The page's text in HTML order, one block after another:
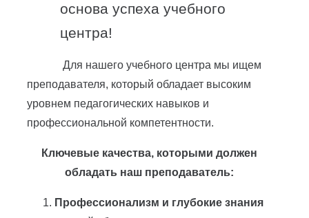
основа успеха учебного
центра!
Для нашего учебного центра мы ищем
преподавателя, который обладает высоким
уровнем педагогических навыков и
профессиональной компетентности.
Ключевые качества, которыми должен
обладать наш преподаватель:
Профессионализм и глубокие знания